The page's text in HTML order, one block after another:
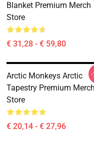
Blanket Premium Merch
Store
€ 31,28 - € 59,80
Arctic Monkeys Arctic
Tapestry Premium Merch
Store
€ 20,14 - € 27,96